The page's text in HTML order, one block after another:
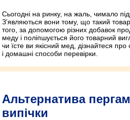
Сьогодні на ринку, на жаль, чимало
З’являються вони тому, що такий товар
того, за допомогою різних добавок
меду і поліпшується його товарний
чи їсте ви якісний мед, дізнайтеся про
і домашні способи перевірки.
Альтернатива
випічки